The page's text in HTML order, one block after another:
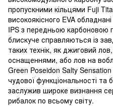
пропускними кільцями Fuji
високоякісного EVA
IPS з передньою карбоновою
блискуче справляються із
таких технік, як джиговий
оснащеннями, або лов на
Green Poseidon Salty
чудової функціональності та
заслужив широке визнання
рибалок по всьому світу.